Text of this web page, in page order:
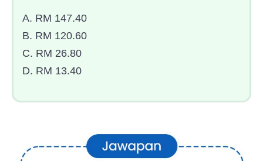
A. RM 147.40
B. RM 120.60
C. RM 26.80
D. RM 13.40